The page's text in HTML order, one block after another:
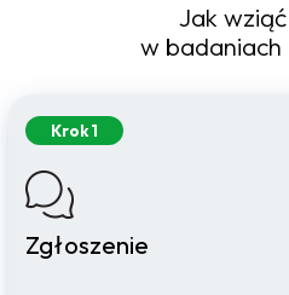
Jak
w badaniach
Krok 1
Zgłoszenie